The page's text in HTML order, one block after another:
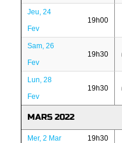
Jeu, 24
Fev
19h00
Sam, 26
Fev
19h30
Lun, 28
Fev
19h30
MARS 2022
Mer, 2 Mar 19h30